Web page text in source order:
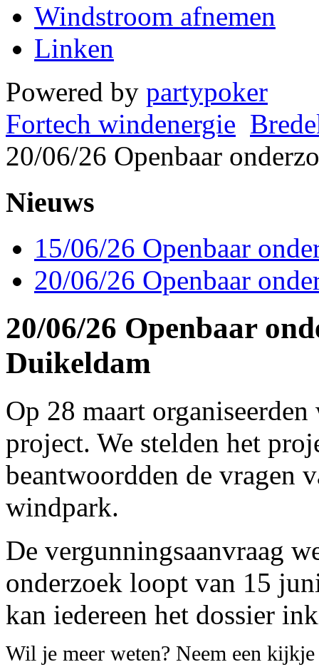
Windstroom afnemen
Linken
Powered by partypoker
Fortech windenergie
20/06/26 Openbaar
Nieuws
15/06/26 Openbaar
20/06/26 Openbaar
20/06/26 Openbaar
Duikeldam
Op 28 maart
project. We stelden het
beantwoordden de vragen
windpark.
De vergunningsaanvraag
onderzoek loopt van 15
kan iedereen het dossier
Wil je meer weten? Neem een